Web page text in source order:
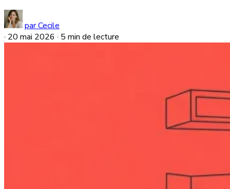
par Cecile
· 20 mai 2026 · 5 min de lecture